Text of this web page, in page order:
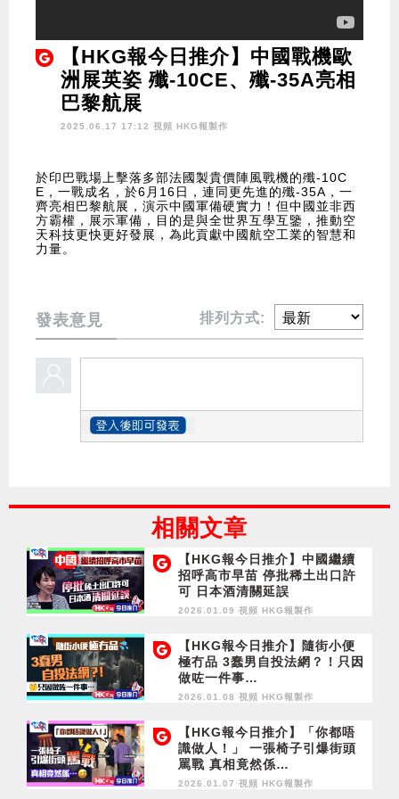
【HKG報今日推介】中國戰機歐
洲展英姿 殲-10CE、殲-35A亮相
巴黎航展
2025.06.17 17:12 視頻 HKG報製作
於印巴戰場上擊落多部法國製貴價陣風戰機的殲-10C
E，一戰成名，於6月16日，連同更先進的殲-35A，一
齊亮相巴黎航展，演示中國軍備硬實力！但中國並非西
方霸權，展示軍備，目的是與全世界互學互鑒，推動空
天科技更快更好發展，為此貢獻中國航空工業的智慧和
力量。
發表意見 排列方式:
相關文章
【HKG報今日推介】中國繼續
招呼高市早苗 停批稀土出口許
可 日本酒清關延誤
2026.01.09 視頻 HKG報製作
【HKG報今日推介】隨街小便
極冇品 3蠢男自投法網？！只因
做咗一件事…
2026.01.08 視頻 HKG報製作
【HKG報今日推介】「你都唔
識做人！」 一張椅子引爆街頭
罵戰 真相竟然係…
2026.01.07 視頻 HKG報製作